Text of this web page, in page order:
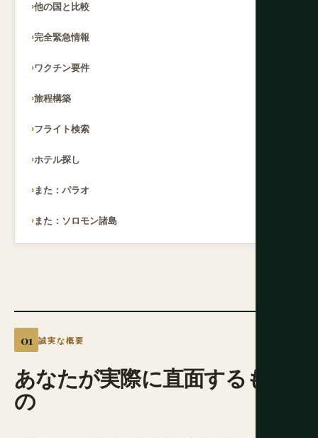
誠実な概要
あなたが実際に直面するも
の
他の国と比較
完全緊急情報
ワクチン要件
旅程構築
フライト検索
ホテル探し
また：パラオ
また：ソロモン諸島